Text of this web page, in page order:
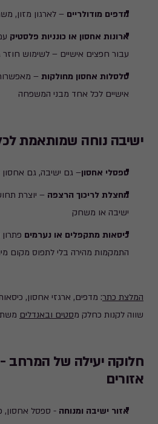
מדפים מודולריים – לארגון מזון,
ארונות אחסון או כונניות פלסטיק
עבור חפצים אישיים – לשימוש
סלסלות אחסון מחולקות –
אישיים לכל אחד מבני המשפחה
ישיבה נוחה שמותאמת
ספסלי אחסון– גם ישיבה, גם
מחצלת לריכוך הרצפה – יוצרת
ישיבה או משחק
כיסאות מתקפלים או נערמים
התמקמות מהירה בלי לתפוס מקום
המלצת כתר: מדפים, ארגזי אחסון,
שווה לקנות כחלק מסטים ובאנדלים
חלוקה יעילה של המרחב -
אזורים
אזור ישיבה ומנוחה - ספסל אחסון,